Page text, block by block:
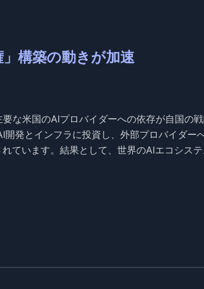
構築の動きが加速
な米国のAIプロバイダーへの依存が自国の
発とインフラに投資し、外部プロバイダー
ています。結果として、世界のAIエコシス